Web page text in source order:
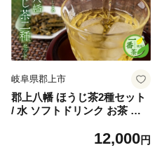
岐阜県郡上市
郡上八幡 ほうじ茶2種セット
/ 水 ソフトドリンク お茶 紅
田中茶舗 水出し可 国産茶
12,000円